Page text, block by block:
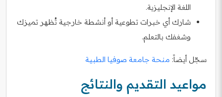
اللغة الإنجليزية.
شارك أي خبرات تطوعية أو أنشطة خارجية تُظهر تميزك
وشغفك بالتعلم.
سجّل أيضاً: منحة جامعة صوفيا الطبية
مواعيد التقديم والنتائج